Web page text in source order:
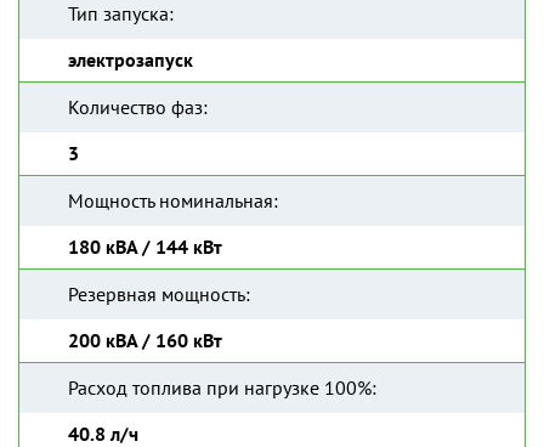
Тип запуска:
электрозапуск
Количество фаз:
3
Мощность номинальная:
180 кВА / 144 кВт
Резервная мощность:
200 кВА / 160 кВт
Расход топлива при нагрузке 100%:
40.8 л/ч